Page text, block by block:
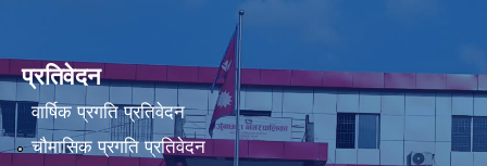
प्रतिवेदन
वार्षिक प्रगति प्रतिवेदन
चौमासिक प्रगति प्रतिवेदन